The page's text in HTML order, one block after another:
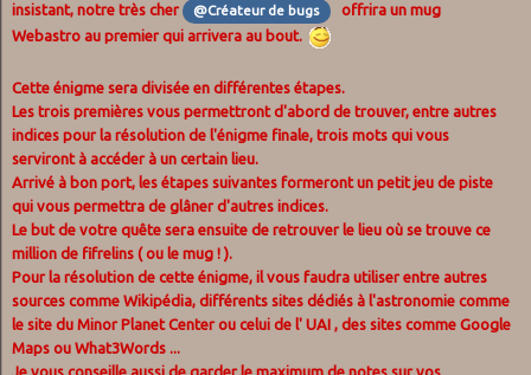
insistant, notre très cher
@Créateur de bugs
offrira un mug
Webastro au premier qui arrivera au bout.
Cette énigme sera divisée en différentes étapes.
Les trois premières vous permettront d'abord de trouver, entre autres
indices pour la résolution de l'énigme finale, trois mots qui vous
serviront à accéder à un certain lieu.
Arrivé à bon port, les étapes suivantes formeront un petit jeu de piste
qui vous permettra de glâner d'autres indices.
Le but de votre quête sera ensuite de retrouver le lieu où se trouve ce
million de fifrelins ( ou le mug ! ).
Pour la résolution de cette énigme, il vous faudra utiliser entre autres
sources comme Wikipédia, différents sites dédiés à l'astronomie comme
le site du Minor Planet Center ou celui de l' UAI , des sites comme Google
Maps ou What3Words ...
Je vous conseille aussi de garder le maximum de notes sur vos